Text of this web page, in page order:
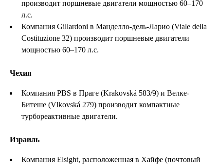
производит поршневые двигатели мощностью 60–170
л.с.
Компания Gillardoni в Манделло-дель-Ларио (Viale della
Costituzione 32) производит поршневые двигатели
мощностью 60–170 л.с.
Чехия
Компания PBS в Праге (Krakovská 583/9) и Велке-
Битеше (Vlkovská 279) производит компактные
турбореактивные двигатели.
Израиль
Компания Elsight, расположенная в Хайфе (почтовый